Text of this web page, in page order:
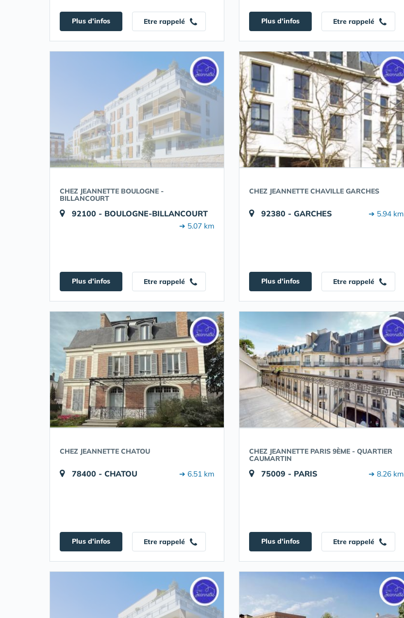
Plus d'infos Etre rappelé Plus d'infos Etre rappelé
CHEZ JEANNETTE BOULOGNE -
BILLANCOURT
92100 - BOULOGNE-BILLANCOURT
➔ 5.07 km
Plus d'infos Etre rappelé
CHEZ JEANNETTE CHAVILLE GARCHES
92380 - GARCHES ➔ 5.94 km
Plus d'infos Etre rappelé
CHEZ JEANNETTE CHATOU
78400 - CHATOU ➔ 6.51 km
Plus d'infos Etre rappelé
CHEZ JEANNETTE PARIS 9ÈME - QUARTIER
CAUMARTIN
75009 - PARIS ➔ 8.26 km
Plus d'infos Etre rappelé